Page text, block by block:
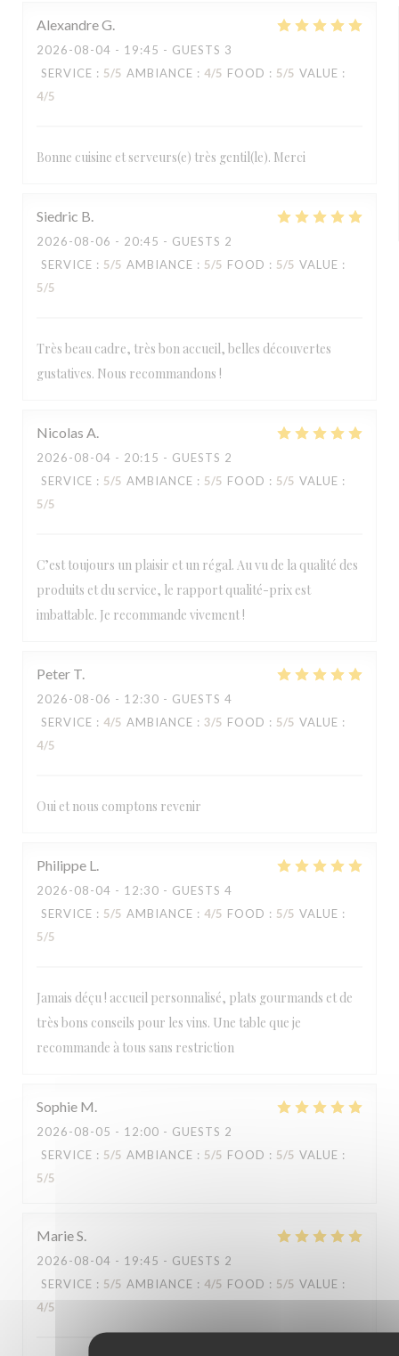
AlexandreG
2026-08-04 - 19:45 - GUESTS 3
SERVICE : 5/5 AMBIANCE : 4/5 FOOD : 5/5 VALUE :
4/5
Bonne cuisine et serveurs(e) très gentil(le). Merci
Siedric B
2026-08-06 - 20:45 - GUESTS 2
SERVICE : 5/5 AMBIANCE : 5/5 FOOD : 5/5 VALUE :
5/5
Très beau cadre, très bon accueil, belles découvertes
gustatives. Nous recommandons !
Nicolas A
2026-08-04 - 20:15 - GUESTS 2
SERVICE : 5/5 AMBIANCE : 5/5 FOOD : 5/5 VALUE :
5/5
C’est toujours un plaisir et un régal. Au vu de la qualité des
produits et du service, le rapport qualité-prix est
imbattable. Je recommande vivement !
Peter T
2026-08-06 - 12:30 - GUESTS 4
SERVICE : 4/5 AMBIANCE : 3/5 FOOD : 5/5 VALUE :
4/5
Oui et nous comptons revenir
Philippe L
2026-08-04 - 12:30 - GUESTS 4
SERVICE : 5/5 AMBIANCE : 4/5 FOOD : 5/5 VALUE :
5/5
Jamais déçu ! accueil personnalisé, plats gourmands et de
très bons conseils pour les vins. Une table que je
recommande à tous sans restriction
Sophie M
2026-08-05 - 12:00 - GUESTS 2
SERVICE : 5/5 AMBIANCE : 5/5 FOOD : 5/5 VALUE :
5/5
MarieS
2026-08-04 - 19:45 - GUESTS 2
SERVICE : 5/5 AMBIANCE : 4/5 FOOD : 5/5 VALUE :
4/5